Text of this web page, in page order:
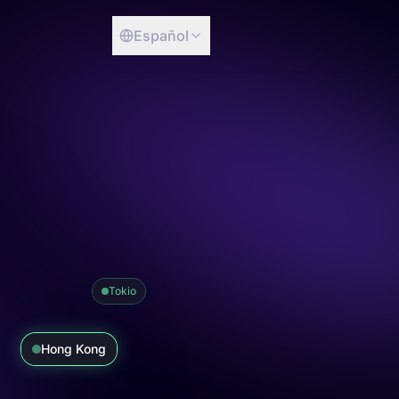
Español
Tokio
Hong Kong